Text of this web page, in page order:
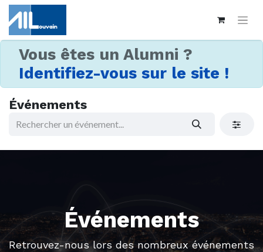
Vous êtes un Alumni ?
Identifiez-vous sur le site !
Événements
Événements
Retrouvez-nous lors des nombreux événements